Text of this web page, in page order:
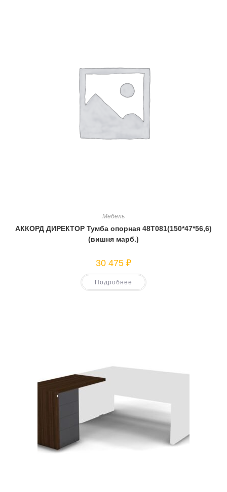
Мебель
АККОРД ДИРЕКТОР Тумба опорная 48Т081(150*47*56,6)
(вишня марб.)
30 475 ₽
Подробнее